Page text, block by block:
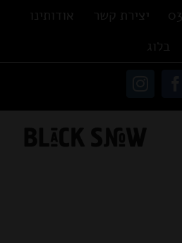
יצירת קשר
אודותינו
בלוג